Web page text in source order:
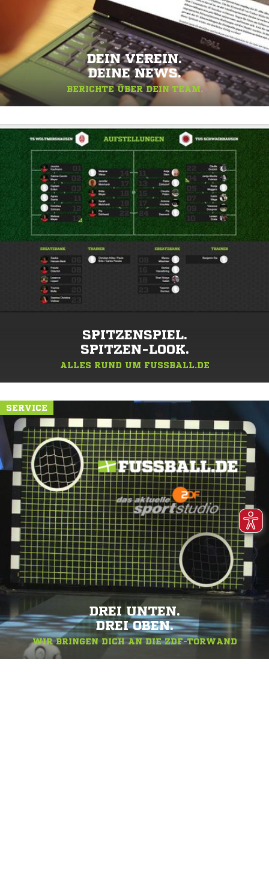
DEIN VEREIN.
DEINE NEWS.
BERICHTE ÜBER DEIN TEAM.
SPITZENSPIEL.
SPITZEN-LOOK.
ALLES RUND UM FUSSBALL.DE
SERVICE
DREI UNTEN.
DREI OBEN.
WIR BRINGEN DICH AN DIE ZDF-TORWAND